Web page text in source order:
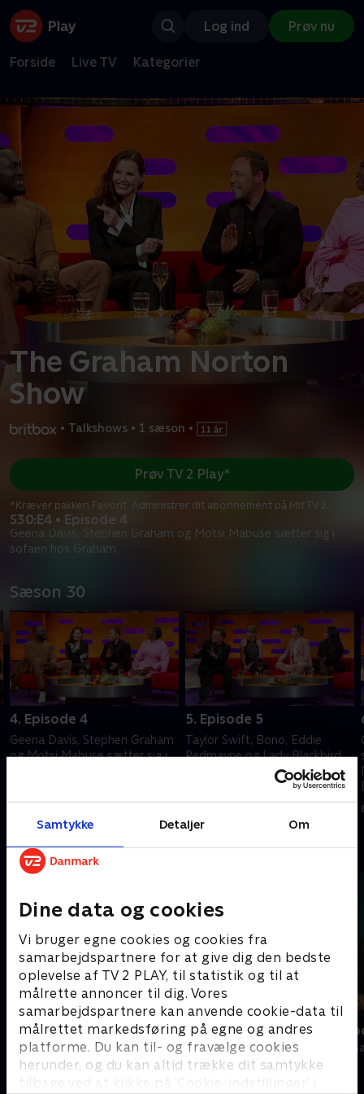
Samtykke Detaljer Om
Dine data og cookies
Vi bruger egne cookies og cookies fra
samarbejdspartnere for at give dig den bedste
oplevelse af TV 2 PLAY, til statistik og til at
målrette annoncer til dig. Vores
samarbejdspartnere kan anvende cookie-data til
målrettet markedsføring på egne og andres
platforme. Du kan til- og fravælge cookies
herunder, og du kan altid trække dit samtykke
tilbage ved at klikke på ’Cookie-indstillinger’ i
Log ind Prøv nu
Forside Live TV Kategorier
The Graham Norton
Show
• Talkshows • 1 sæson •
S30:E4 • Episode 4
Geena Davis, Stephen Graham og Motsi Mabuse sætter sig i
sofaen hos Graham.
Prøv TV 2 Play*
*Kræver pakken Favorit. Administrer dit abonnement på Mit TV 2.
Sæson 30
4. Episode 4
Geena Davis, Stephen Graham
og Motsi Mabuse sætter sig i
5. Episode 5
Taylor Swift, Bono, Eddie
Redmayne og Lady Blackbird
smutter forbi den røde sofa,
og mon ikke også vi får lidt
musik fra dem?
Andre så også
Deja-vu med Frøkjær
Talkshows • 2 sæsoner
Melvin
Talkshows • 2